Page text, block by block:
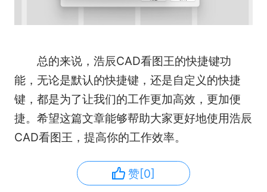
总的来说，浩辰CAD看图王的快捷键功
能，无论是默认的快捷键，还是自定义的快捷
键，都是为了让我们的工作更加高效，更加便
捷。希望这篇文章能够帮助大家更好地使用浩辰
CAD看图王，提高你的工作效率。
赞[0]